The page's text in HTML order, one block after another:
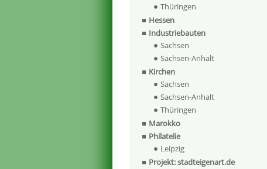
Thüringen
Hessen
Industriebauten
Sachsen
Sachsen-Anhalt
Kirchen
Sachsen
Sachsen-Anhalt
Thüringen
Marokko
Philatelie
Leipzig
Projekt: stadteigenart.de